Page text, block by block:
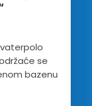
se
bazenu